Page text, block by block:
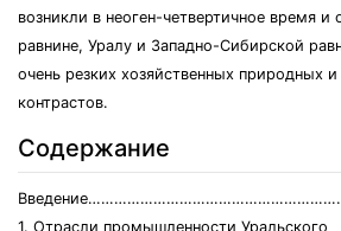
возникли в неоген-четвертичное время и
равнине, Уралу и Западно-Сибирской
очень резких хозяйственных природных
контрастов.
Содержание
1. Отрасли промышленности Уральского